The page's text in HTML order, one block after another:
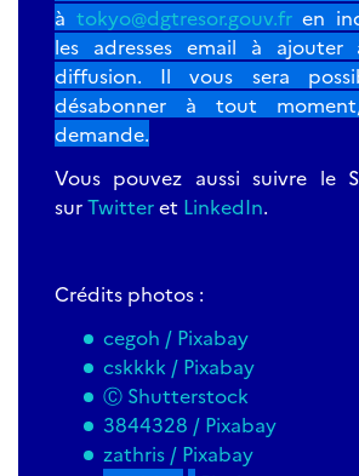
à tokyo@dgtresor.gouv.fr en
les adresses email à
diffusion. Il vous sera
désabonner à tout
demande.
Vous pouvez aussi suivre le
surTwitteret LinkedIn.
Crédits photos :
cegoh / Pixabay
cskkkk / Pixabay
Ⓒ Shutterstock
3844328 / Pixabay
zathris / Pixabay